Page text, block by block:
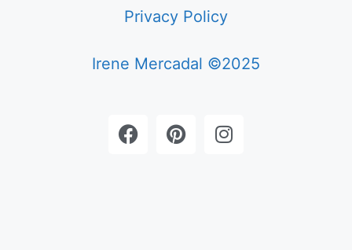
Privacy Policy
Irene Mercadal ©2025